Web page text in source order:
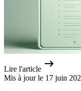
Lire l'article
Mis à jour le 17 juin